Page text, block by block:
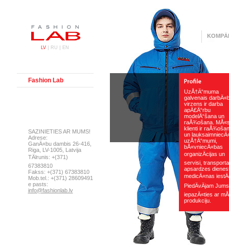
LV | RU | EN
Fashion Lab
SAZINIETIES AR MUMS!
Adrese:
GanÄ«bu dambis 26-416,
Riga, LV-1005, Latvija
TÄlrunis: +(371)
67383810
Fakss: +(371) 67383810
Mob.tel.: +(371) 28609491
e pasts:
info@fashionlab.lv
UzÅ†Ä“muma
galvenais
virzens ir darba
apÄ£Ä“rbu
modelÄ“šana un
raÅ¾ošana.
klienti ir
un
uzÅ†Ä“mumi,
bÅ«vniecÄ«bas
organizÄcijas un
servisi,
apsardzes
medicÄ«nas
PiedÄvÄjam Jums
iepazÄ«ties ar
produkciju.